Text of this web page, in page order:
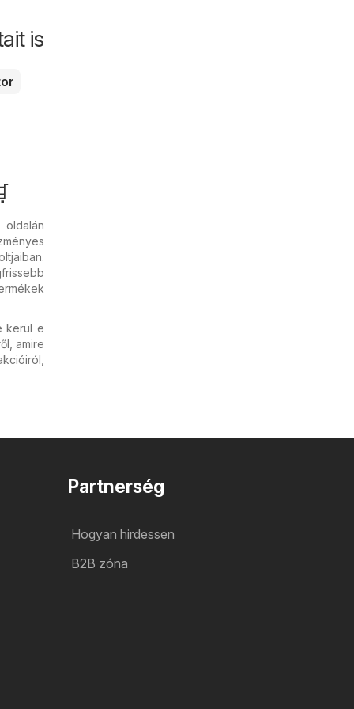
is
oldalán
kerül e
amire
Partnerség
Hogyan hirdessen
B2B zóna